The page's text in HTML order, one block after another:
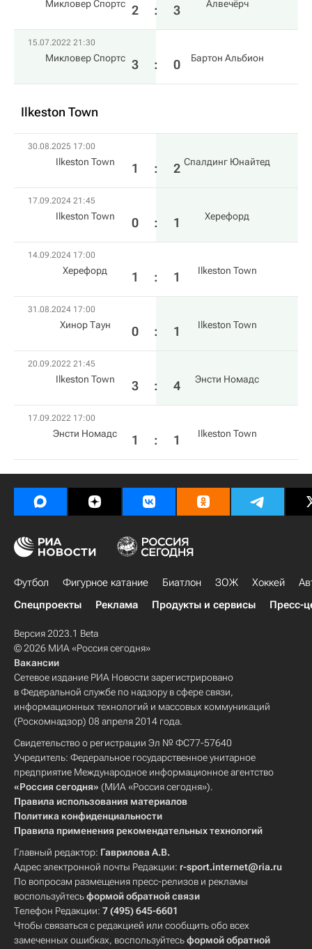
Микловер Спортс 2 : 3 Алвечёрч
15.07.2022 21:30
Микловер Спортс 3 : 0 Бартон Альбион
Ilkeston Town
30.08.2025 17:00
Ilkeston Town 1 : 2 Спалдинг Юнайтед
17.09.2024 21:45
Ilkeston Town 0 : 1 Херефорд
14.09.2024 17:00
Херефорд 1 : 1 Ilkeston Town
31.08.2024 17:00
Хинор Таун 0 : 1 Ilkeston Town
20.09.2022 21:45
Ilkeston Town 3 : 4 Энсти Номадс
17.09.2022 17:00
Энсти Номадс 1 : 1 Ilkeston Town
Футбол Фигурное катание Биатлон ЗОЖ Хоккей
Спецпроекты
Реклама Продукты и сервисы Пресс-
Версия 2023.1 Beta
© 2026 МИА «Россия сегодня»
Вакансии
Сетевое издание РИА Новости зарегистрировано
в Федеральной службе по надзору в сфере связи,
информационных технологий и массовых коммуникаций
(Роскомнадзор) 08 апреля 2014 года.
Свидетельство о регистрации Эл № ФС77-57640
Учредитель: Федеральное государственное унитарное
предприятие Международное информационное агентство
«Россия сегодня» (МИА «Россия сегодня»).
Правила использования материалов
Политика конфиденциальности
Правила применения рекомендательных технологий
Главный редактор: Гаврилова А.В.
Адрес электронной почты Редакции: r-sport.internet@ria.ru
По вопросам размещения пресс-релизов и рекламы
воспользуйтесьформой обратной связи
Телефон Редакции: 7 (495) 645-6601
Чтобы связаться с редакцией или сообщить обо всех
замеченных ошибках, воспользуйтесьформой обратной